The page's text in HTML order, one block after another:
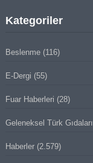
Kategoriler
Beslenme(116)
E-Dergi (55)
Fuar Haberleri (28)
Geleneksel Türk Gıdaları
Haberler(2.579)